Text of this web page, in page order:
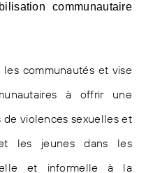
communautaire
communautés et vise
à offrir une
de violences sexuelles et
les jeunes dans les
et informelle à la